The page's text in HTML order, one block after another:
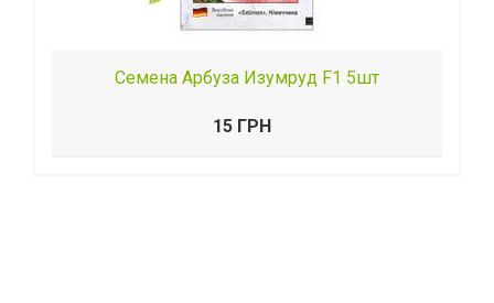
Семена Арбуза Изумруд F1 5шт
15 ГРН